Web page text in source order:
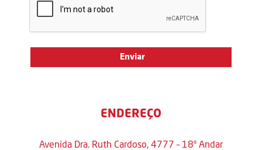
ENDEREÇO
Avenida Dra. Ruth Cardoso, 4777 – 18º Andar